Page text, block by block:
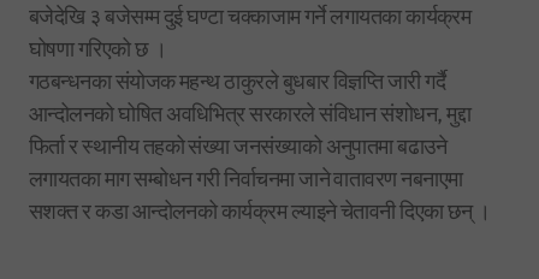
बजेदेखि ३ बजेसम्म दुई घण्टा चक्काजाम गर्ने लगायतका कार्यक्रम
घोषणा गरिएको छ ।
गठबन्धनका संयोजक महन्थ ठाकुरले बुधबार विज्ञप्ति जारी गर्दै
आन्दोलनको घोषित अवधिभित्र सरकारले संविधान संशोधन, मुद्दा
फिर्ता र स्थानीय तहको संख्या जनसंख्याको अनुपातमा बढाउने
लगायतका माग सम्बोधन गरी निर्वाचनमा जाने वातावरण नबनाएमा
सशक्त र कडा आन्दोलनको कार्यक्रम ल्याइने चेतावनी दिएका छन् ।